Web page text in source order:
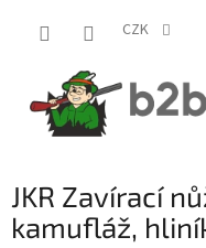
CZK
JKR Zavírací
kamufláž,